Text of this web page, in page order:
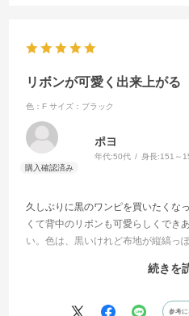
リボンが可愛く出来上がる
色：F サイズ：ブラック
ポヨ
年代:50代 身長:151～
久しぶりに黒のワンピを買いたくな
くて背中のリボンも可愛らしくでき
い。色は、黒いけれど布地が縦縞っ
フラットな感じになるので重たくな
なくなっていましたが、白や生成り
続きを
参考に